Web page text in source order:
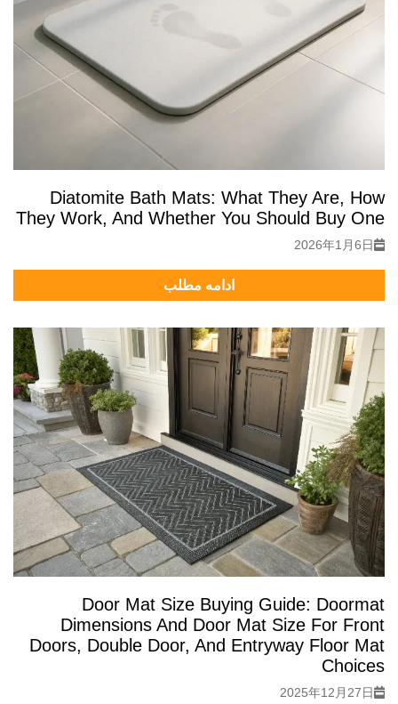
Diatomite Bath Mats: What They Are, How
They Work, And Whether You Should Buy One
2026年1月6日
ادامه مطلب
Door Mat Size Buying Guide: Doormat
Dimensions And Door Mat Size For Front
Doors, Double Door, And Entryway Floor Mat
Choices
2025年12月27日